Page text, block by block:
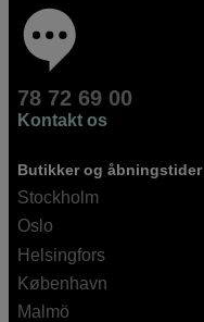
78 72 69 00
Kontakt os
Butikker og åbningstider
Stockholm
Oslo
Helsingfors
København
Malmö